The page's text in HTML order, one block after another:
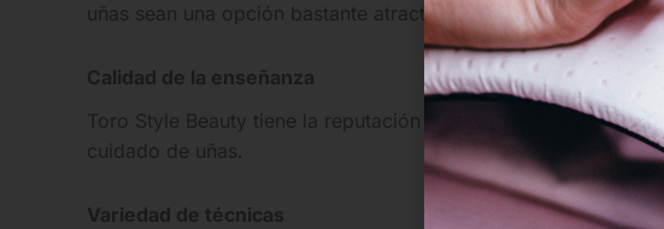
uñas sean una opción bastante atractiva para aquellas
Calidad de la enseñanza
Toro Style Beauty tiene la reputación de ofrecer cursos de
cuidado de uñas.
Variedad de técnicas